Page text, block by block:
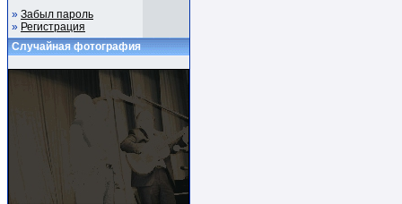
» Забыл пароль
» Регистрация
Случайная фотография